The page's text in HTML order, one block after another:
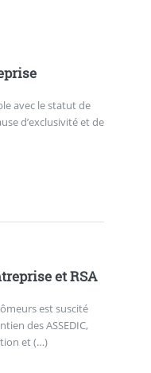
avec le statut de
d’exclusivité et de
et RSA
est suscité
des ASSEDIC,
et (…)